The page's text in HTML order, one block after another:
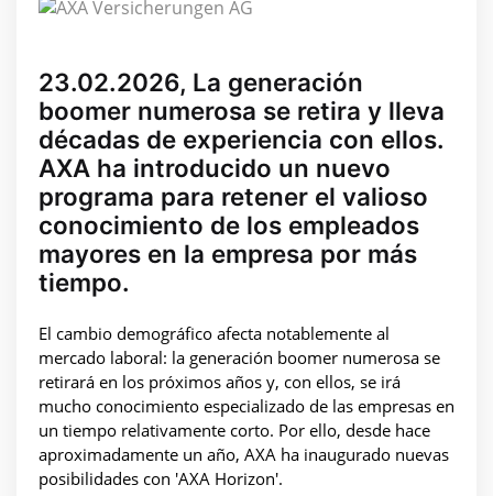
23.02.2026, La generación
boomer numerosa se retira y lleva
décadas de experiencia con ellos.
AXA ha introducido un nuevo
programa para retener el valioso
conocimiento de los empleados
mayores en la empresa por más
tiempo.
El cambio demográfico afecta notablemente al
mercado laboral: la generación boomer numerosa se
retirará en los próximos años y, con ellos, se irá
mucho conocimiento especializado de las empresas en
un tiempo relativamente corto. Por ello, desde hace
aproximadamente un año, AXA ha inaugurado nuevas
posibilidades con 'AXA Horizon'.